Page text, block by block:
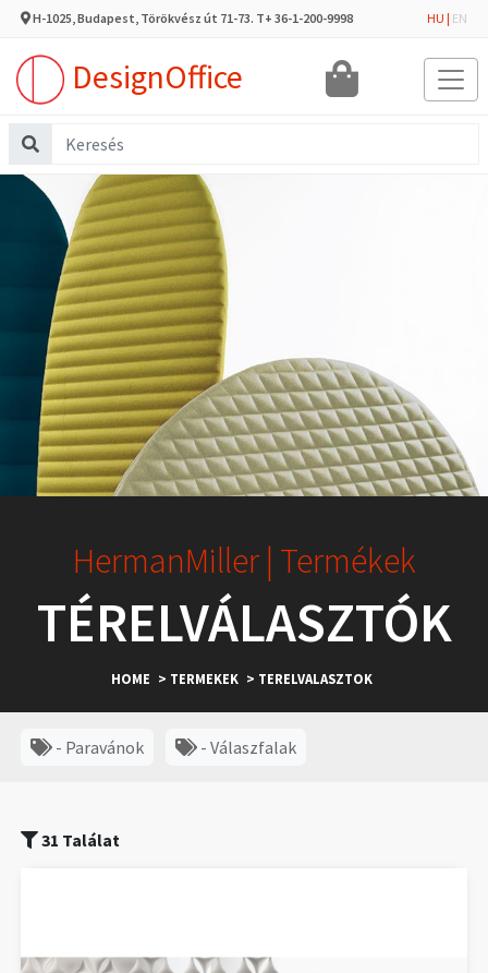
H-1025, Budapest, Törökvész út 71-73. T+ 36-1-200-9998 HU | EN
DesignOffice
HermanMiller | Termékek
TÉRELVÁLASZTÓK
HOME > TERMEKEK > TERELVALASZTOK
- Paravánok - Válaszfalak
31 Találat